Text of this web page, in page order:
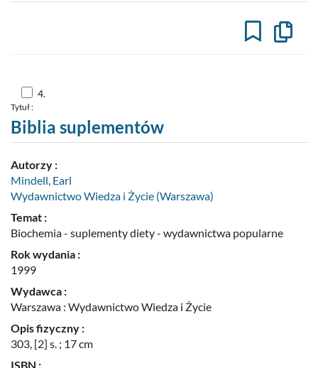
Skocz
do
nr
4
4.
Tytuł :
Biblia suplementów
Autorzy :
Mindell, Earl
Wydawnictwo Wiedza i Życie (Warszawa)
Temat :
Biochemia - suplementy diety - wydawnictwa popularne
Rok wydania :
1999
Wydawca :
Warszawa : Wydawnictwo Wiedza i Życie
Opis fizyczny :
303, [2] s. ; 17 cm
ISBN :